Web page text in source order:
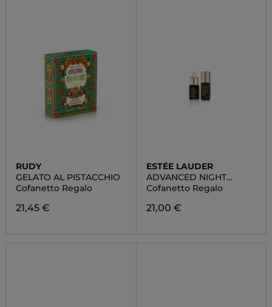
RUDY
GELATO AL PISTACCHIO
Cofanetto Regalo
21,45 €
ESTÉE LAUDER
ADVANCED NIGHT
REPAIR DUO SET
Cofanetto Regalo
21,00 €